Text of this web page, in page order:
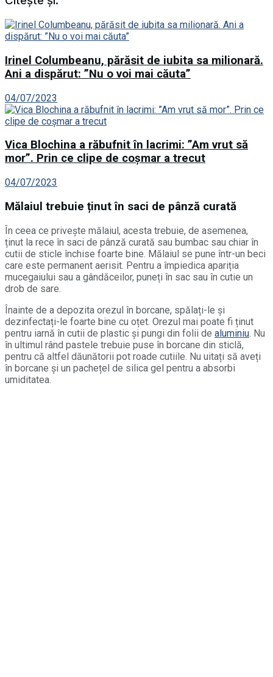
Irinel Columbeanu, părăsit de iubita sa milionară.
Ani a dispărut: ”Nu o voi mai căuta”
04/07/2023
Vica Blochina a răbufnit în lacrimi: ”Am vrut să
mor”. Prin ce clipe de coșmar a trecut
04/07/2023
Mălaiul trebuie ținut în saci de pânză curată
În ceea ce privește mălaiul, acesta trebuie, de asemenea,
ținut la rece în saci de pânză curată sau bumbac sau chiar în
cutii de sticle închise foarte bine. Mălaiul se pune într-un beci
care este permanent aerisit. Pentru a împiedica apariția
mucegaiului sau a gândăceilor, puneți în sac sau în cutie un
drob de sare.
Înainte de a depozita orezul în borcane, spălați-le și
dezinfectați-le foarte bine cu oțet. Orezul mai poate fi ținut
pentru iarnă în cutii de plastic și pungi din folii de aluminiu . Nu
în ultimul rând pastele trebuie puse în borcane din sticlă,
pentru că altfel dăunătorii pot roade cutiile. Nu uitați să aveți
în borcane și un pachețel de silica gel pentru a absorbi
umiditatea.